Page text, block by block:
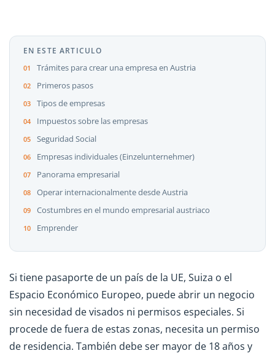
EN ESTE ARTICULO
Trámites para crear una empresa en Austria
Primeros pasos
Tipos de empresas
Impuestos sobre las empresas
Seguridad Social
Empresas individuales (Einzelunternehmer)
Panorama empresarial
Operar internacionalmente desde Austria
Costumbres en el mundo empresarial austriaco
Emprender
Si tiene pasaporte de un país de la UE, Suiza o el
Espacio Económico Europeo, puede abrir un negocio
sin necesidad de visados ni permisos especiales. Si
procede de fuera de estas zonas, necesita un permiso
de residencia. También debe ser mayor de 18 años y